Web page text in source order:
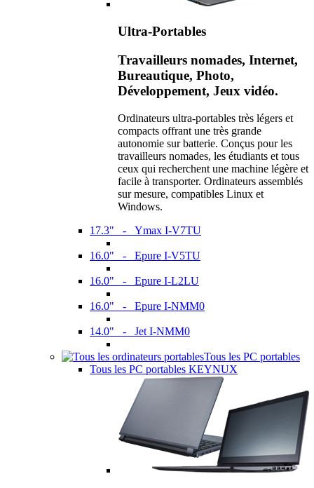
Ultra-Portables
Travailleurs nomades, Internet,
Bureautique, Photo,
Développement, Jeux vidéo.
Ordinateurs ultra-portables très légers et
compacts offrant une très grande
autonomie sur batterie. Conçus pour les
travailleurs nomades, les étudiants et tous
ceux qui recherchent une machine légère et
facile à transporter. Ordinateurs assemblés
sur mesure, compatibles Linux et
Windows.
17.3" - Ymax I-V7TU
16.0" - Epure I-V5TU
16.0" - Epure I-L2LU
16.0" - Epure I-NMM0
14.0" - Jet I-NMM0
Tous les PC portables
Tous les PC portables KEYNUX